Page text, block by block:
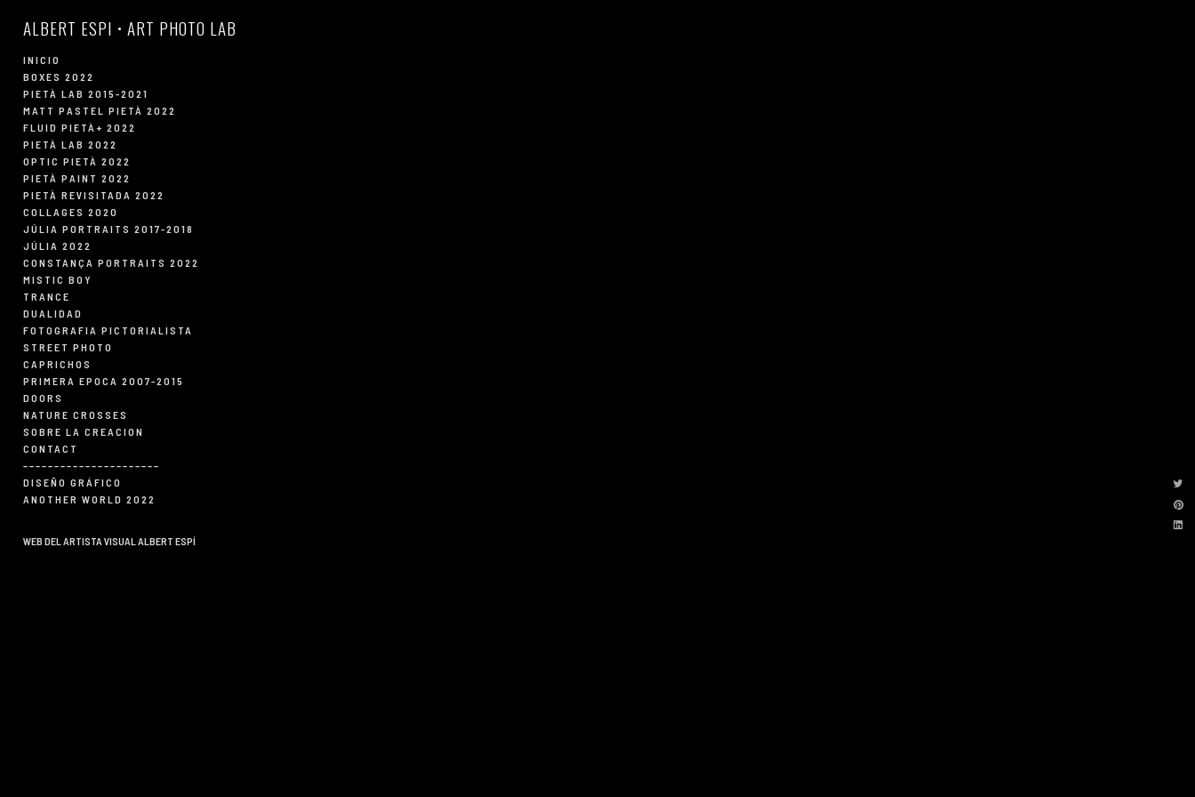
ALBERT ESPI • ART PHOTO LAB
INICIO
BOXES 2022
PIETÀ LAB 2015-2021
MATT PASTEL PIETÀ 2022
FLUID PIETÀ+ 2022
PIETÀ LAB 2022
OPTIC PIETÀ 2022
PIETÀ PAINT 2022
PIETÀ REVISITADA 2022
COLLAGES 2020
JÚLIA PORTRAITS 2017-2018
JÚLIA 2022
CONSTANÇA PORTRAITS 2022
MISTIC BOY
TRANCE
DUALIDAD
FOTOGRAFIA PICTORIALISTA
STREET PHOTO
CAPRICHOS
PRIMERA EPOCA 2007-2015
DOORS
NATURE CROSSES
SOBRE LA CREACION
CONTACT
––––––––––––––––––––––
DISEÑO GRÁFICO
ANOTHER WORLD 2022
WEB DEL ARTISTA VISUAL ALBERT ESPÍ